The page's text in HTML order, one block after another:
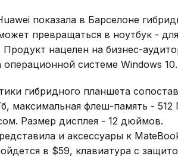
показала в Барселоне
превращаться в ноутбук -
Продукт нацелен на бизнес-
операционной системе Windows 10.
гибридного планшета
максимальная флеш-память - 512
Размер дисплея - 12 дюймов.
и аксессуары к
в $59, клавиатура с